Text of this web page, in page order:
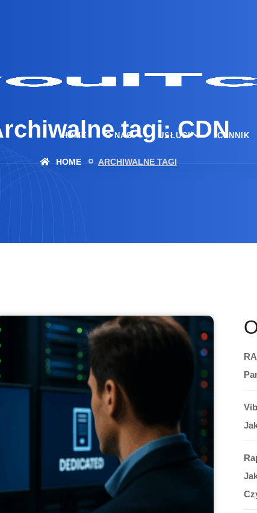
HOME O NAS USŁUGI CENNIK
tagi: CDN
HOME ARCHIWALNE TAGI